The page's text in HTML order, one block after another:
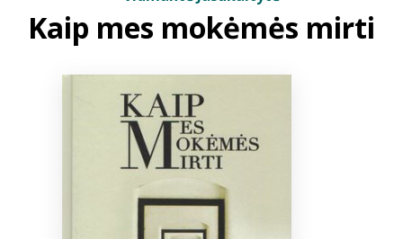
ELVIS atvyksta
Kaip mes mokėmės mirti